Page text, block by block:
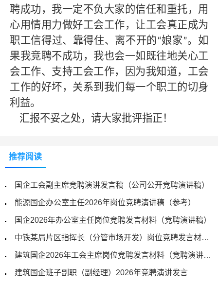
聘成功，我一定不负大家的信任和重托，用
心用情用力做好工会工作，让工会真正成为
职工信得过、靠得住、离不开的“娘家”。如
果我竞聘不成功，我也会一如既往地关心工
会工作、支持工会工作，因为我知道，工会
工作的好坏，关系到我们每一个职工的切身
利益。
汇报不妥之处，请大家批评指正！
推荐阅读
国企工会副主席竞聘演讲发言稿（公司公开竞聘演讲稿）
能源国企办公室主任2026年岗位竞聘演讲稿（参考）
国企2026年办公室主任岗位竞聘发言材料（竞聘演讲稿）
中铁某局片区指挥长（分管市场开发）岗位竞聘发言材料（竞聘演讲稿）
建筑国企2026年工会主席岗位竞聘发言材料（竞聘演讲稿）
建筑国企班子副职（副经理）2026年竞聘演讲发言